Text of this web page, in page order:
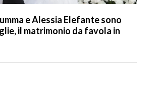
e Alessia Elefante sono
il matrimonio da favola in